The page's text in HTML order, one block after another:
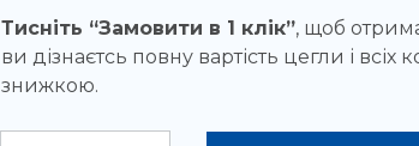
Тисніть “Замовити в 1 клік”, щоб
ви дізнаєтсь повну вартість цегли і всіх
знижкою.